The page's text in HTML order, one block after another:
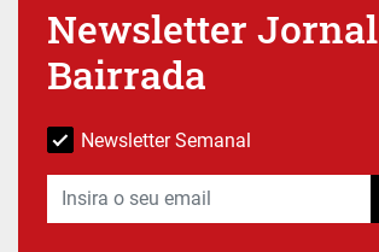
Newsletter
Bairrada
Newsletter Semanal